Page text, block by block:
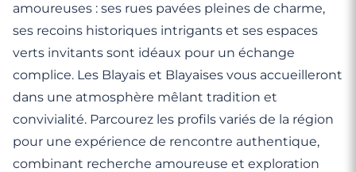
amoureuses : ses rues pavées pleines de charme,
ses recoins historiques intrigants et ses espaces
verts invitants sont idéaux pour un échange
complice. Les Blayais et Blayaises vous accueilleront
dans une atmosphère mêlant tradition et
convivialité. Parcourez les profils variés de la région
pour une expérience de rencontre authentique,
combinant recherche amoureuse et exploration